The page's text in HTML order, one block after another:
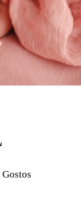
Gostos